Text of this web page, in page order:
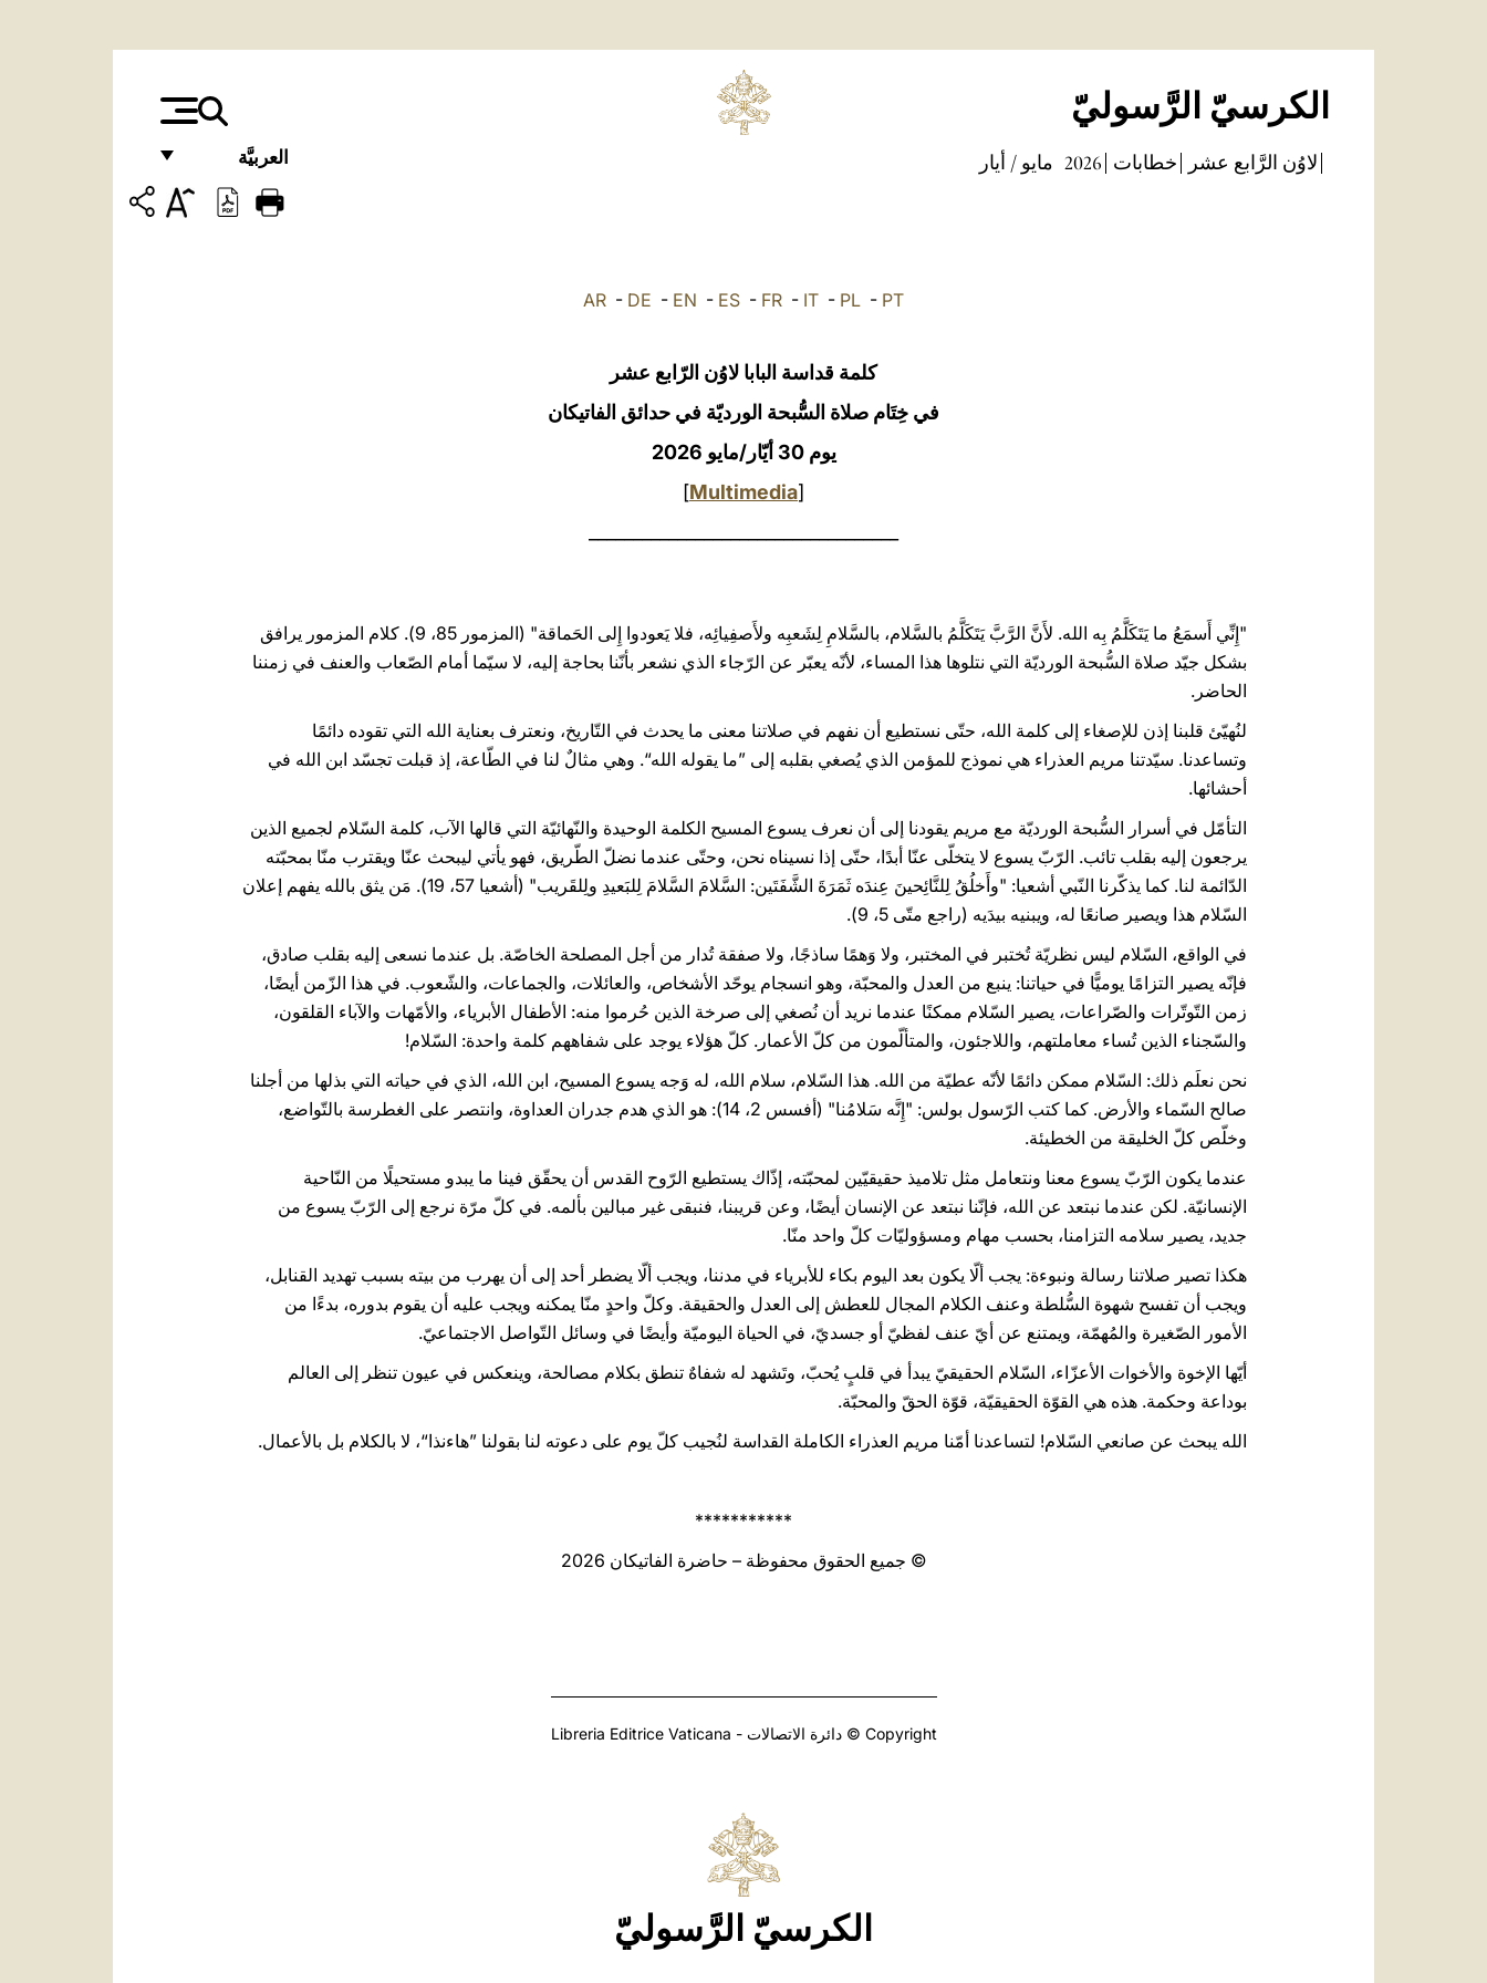
الكرسيّ الرَّسوليّ
العربيَّة
FRANÇAIS
لاوُن الرَّابع عشر خطابات 2026 مايو / أيار
AR - DE - EN - ES - FR - IT - PL - PT
كلمة قداسة البابا لاوُن الرّابع عشر
في خِتَام صلاة السُّبحة الورديّة في حدائق الفاتيكان
يوم 30 أيّار/مايو 2026
[
Multimedia
]
"إِنِّي أَسمَعُ ما يَتَكَلَّمُ بِه الله. لأَنَّ الرَّبَّ يَتَكَلَّمُ بالسَّلام، بالسَّلامِ لِشَعبِه ولأَصفِيائِه، فلا يَعودوا إِلى الحَماقة" (المزمور 85، 9). كلام المزمور يرافق
بشكل جيّد صلاة السُّبحة الورديّة التي نتلوها هذا المساء، لأنّه يعبّر عن الرّجاء الذي نشعر بأنّنا بحاجة إليه، لا سيّما أمام الصّعاب والعنف في زمننا
الحاضر.
لنُهيّئ قلبنا إذن للإصغاء إلى كلمة الله، حتّى نستطيع أن نفهم في صلاتنا معنى ما يحدث في التّاريخ، ونعترف بعناية الله التي تقوده دائمًا
وتساعدنا. سيّدتنا مريم العذراء هي نموذج للمؤمن الذي يُصغي بقلبه إلى ”ما يقوله الله“. وهي مثالٌ لنا في الطّاعة، إذ قبلت تجسّد ابن الله في
أحشائها.
التأمّل في أسرار السُّبحة الورديّة مع مريم يقودنا إلى أن نعرف يسوع المسيح الكلمة الوحيدة والنّهائيّة التي قالها الآب، كلمة السّلام لجميع الذين
يرجعون إليه بقلب تائب. الرّبّ يسوع لا يتخلّى عنّا أبدًا، حتّى إذا نسيناه نحن، وحتّى عندما نضلّ الطّريق، فهو يأتي ليبحث عنّا ويقترب منّا بمحبّته
الدّائمة لنا. كما يذكّرنا النّبي أشعيا: "وأَخلُقُ لِلنَّائِحينَ عِندَه ثَمَرَةَ الشَّفَتَين: السَّلامَ السَّلامَ لِلبَعيدِ ولِلقَريب" (أشعيا 57، 19). مَن يثق بالله يفهم إعلان
السّلام هذا ويصير صانعًا له، ويبنيه بيدَيه (راجع متّى 5، 9).
في الواقع، السّلام ليس نظريّة تُختبر في المختبر، ولا وَهمًا ساذجًا، ولا صفقة تُدار من أجل المصلحة الخاصّة. بل عندما نسعى إليه بقلب صادق،
فإنّه يصير التزامًا يوميًّا في حياتنا: ينبع من العدل والمحبّة، وهو انسجام يوحّد الأشخاص، والعائلات، والجماعات، والشّعوب. في هذا الزّمن أيضًا،
زمن التّوتّرات والصّراعات، يصير السّلام ممكنًا عندما نريد أن نُصغي إلى صرخة الذين حُرموا منه: الأطفال الأبرياء، والأمّهات والآباء القلقون،
والسّجناء الذين تُساء معاملتهم، واللاجئون، والمتألّمون من كلّ الأعمار. كلّ هؤلاء يوجد على شفاههم كلمة واحدة: السّلام!
نحن نعلَم ذلك: السّلام ممكن دائمًا لأنّه عطيّة من الله. هذا السّلام، سلام الله، له وَجه يسوع المسيح، ابن الله، الذي في حياته التي بذلها من أجلنا
صالح السّماء والأرض. كما كتب الرّسول بولس: "إِنَّه سَلامُنا" (أفسس 2، 14): هو الذي هدم جدران العداوة، وانتصر على الغطرسة بالتّواضع،
وخلّص كلّ الخليقة من الخطيئة.
عندما يكون الرّبّ يسوع معنا ونتعامل مثل تلاميذ حقيقيّين لمحبّته، إذّاك يستطيع الرّوح القدس أن يحقّق فينا ما يبدو مستحيلًا من النّاحية
الإنسانيّة. لكن عندما نبتعد عن الله، فإنّنا نبتعد عن الإنسان أيضًا، وعن قريبنا، فنبقى غير مبالين بألمه. في كلّ مرّة نرجع إلى الرّبّ يسوع من
جديد، يصير سلامه التزامنا، بحسب مهام ومسؤوليّات كلّ واحد منّا.
هكذا تصير صلاتنا رسالة ونبوءة: يجب ألّا يكون بعد اليوم بكاء للأبرياء في مدننا، ويجب ألّا يضطر أحد إلى أن يهرب من بيته بسبب تهديد القنابل،
ويجب أن تفسح شهوة السُّلطة وعنف الكلام المجال للعطش إلى العدل والحقيقة. وكلّ واحدٍ منّا يمكنه ويجب عليه أن يقوم بدوره، بدءًا من
الأمور الصّغيرة والمُهمّة، ويمتنع عن أيّ عنف لفظيّ أو جسديّ، في الحياة اليوميّة وأيضًا في وسائل التّواصل الاجتماعيّ.
أيّها الإخوة والأخوات الأعزّاء، السّلام الحقيقيّ يبدأ في قلبٍ يُحبّ، وتَشهد له شفاهٌ تنطق بكلام مصالحة، وينعكس في عيون تنظر إلى العالم
بوداعة وحكمة. هذه هي القوّة الحقيقيّة، قوّة الحقّ والمحبّة.
الله يبحث عن صانعي السّلام! لتساعدنا أمّنا مريم العذراء الكاملة القداسة لنُجيب كلّ يوم على دعوته لنا بقولنا ”هاءنذا“، لا بالكلام بل بالأعمال.
***********
© جميع الحقوق محفوظة – حاضرة الفاتيكان 2026
Copyright © دائرة الاتصالات - Libreria Editrice Vaticana
الكرسيّ الرَّسوليّ